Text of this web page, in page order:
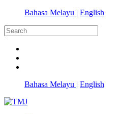
Bahasa Melayu | English
Bahasa Melayu | English